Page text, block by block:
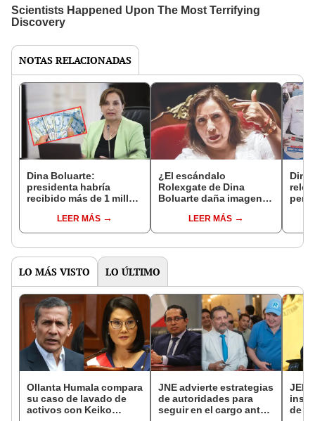
NOTAS RELACIONADAS
Dina Boluarte:
presidenta habría
recibido más de 1 millón
desconocido, según
informe de la UIF
LEER MÁS
¿El escándalo
Rolexgate de Dina
Boluarte daña imagen
LEER MÁS
Dina
pero
LO MÁS VISTO LO ÚLTIMO
Ollanta Humala compara
su caso de lavado de
activos con Keiko
JNE advierte estrategias
de autoridades para
seguir en el cargo ante
JEE
de